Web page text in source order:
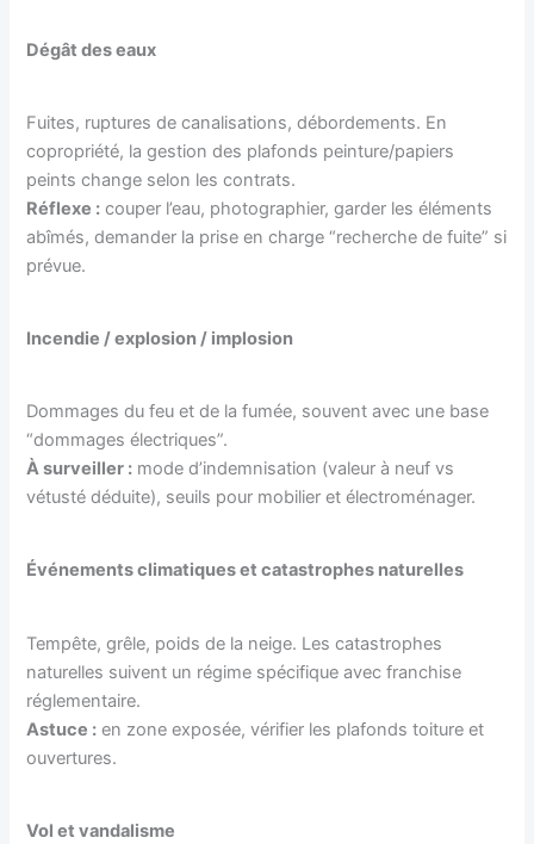
Dégât des eaux
Fuites, ruptures de canalisations, débordements. En
copropriété, la gestion des plafonds peinture/papiers
peints change selon les contrats.
Réflexe : couper l’eau, photographier, garder les éléments
abîmés, demander la prise en charge “recherche de fuite” si
prévue.
Incendie / explosion / implosion
Dommages du feu et de la fumée, souvent avec une base
“dommages électriques”.
À surveiller : mode d’indemnisation (valeur à neuf vs
vétusté déduite), seuils pour mobilier et électroménager.
Événements climatiques et catastrophes naturelles
Tempête, grêle, poids de la neige. Les catastrophes
naturelles suivent un régime spécifique avec franchise
réglementaire.
Astuce : en zone exposée, vérifier les plafonds toiture et
ouvertures.
Vol et vandalisme